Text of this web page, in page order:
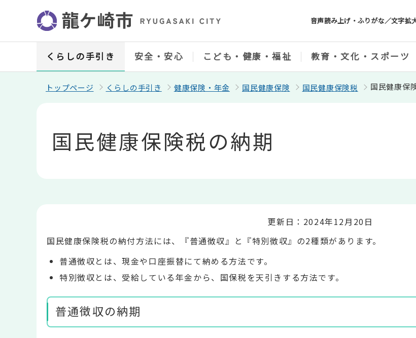
ジ
音声読み上げ・ふりがな／文字拡
くらしの手引き 安全・安心 こども・健康・福祉 教育・文化・スポーツ
トップページ くらしの手引き 健康保険・年金 国民健康保険 国民健康保険税 国民健康保
国民健康保険税の納期
更新日：2024年12月20日
国民健康保険税の納付方法には、『普通徴収』と『特別徴収』の2種類があります。
普通徴収とは、現金や口座振替にて納める方法です。
特別徴収とは、受給している年金から、国保税を天引きする方法です。
普通徴収の納期